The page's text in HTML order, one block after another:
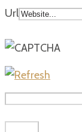
Url